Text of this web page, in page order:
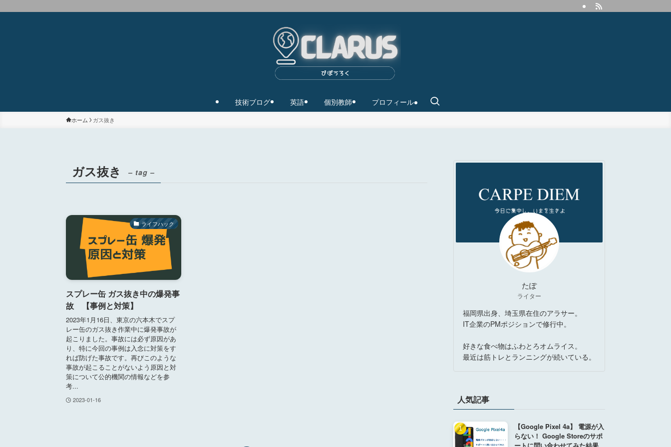
技術ブログ 英語 個別教師 プロフィール
ホーム ガス抜き
ガス抜き – tag –
ライフハック
スプレー缶 ガス抜き中の爆発事
故 【事例と対策】
2023年1月16日、東京の六本木でスプ
レー缶のガス抜き作業中に爆発事故が
起こりました。事故には必ず原因があ
り、特に今回の事例は入念に対策をす
れば防げた事故です。再びこのような
事故が起こることがないよう原因と対
策について公的機関の情報などを参
考...
2023-01-16
たぽ
ライター
福岡県出身、埼玉県在住のアラサー。
IT企業のPMポジションで修行中。
好きな食べ物はふわとろオムライス。
最近は筋トレとランニングが続いている。
人気記事
【Google Pixel 4a】 電源が入
らない！ Google Storeのサポ
ートに問い合わせてみた結果